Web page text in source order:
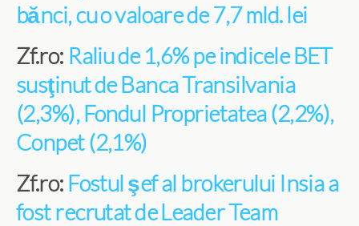
bănci, cu o valoare de 7,7 mld. lei
Zf.ro: Raliu de 1,6% pe indicele BET
susţinut de Banca Transilvania
(2,3%), Fondul Proprietatea (2,2%),
Conpet (2,1%)
Zf.ro: Fostul şef al brokerului Insia a
fost recrutat de Leader Team